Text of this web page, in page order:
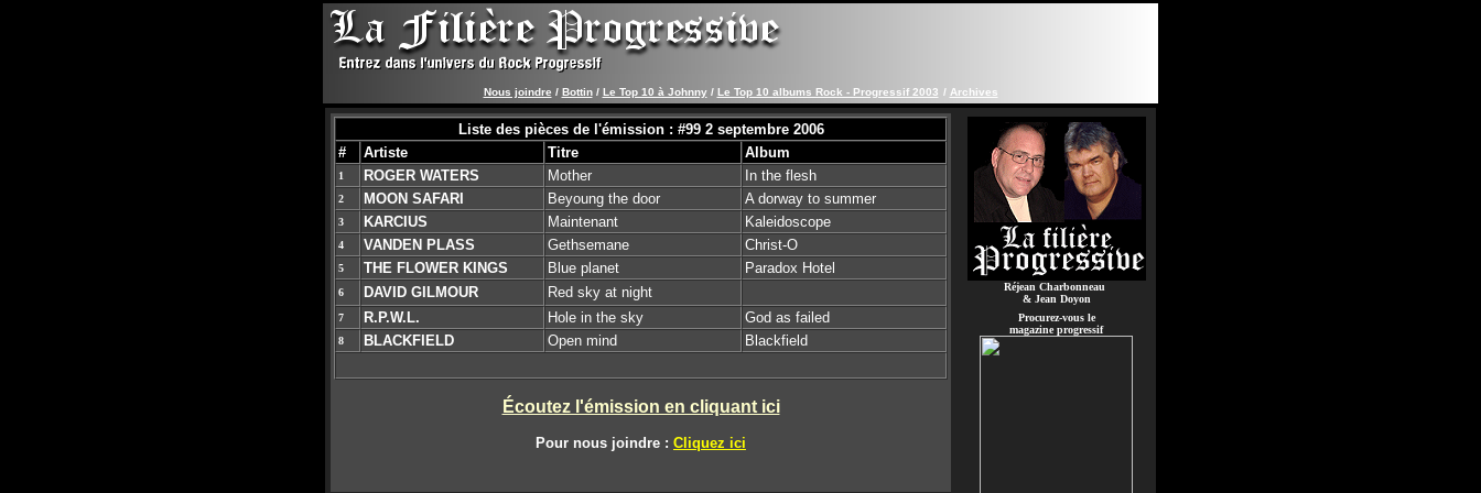
Nous joindre / Bottin/ Le Top 10 à Johnny/ Le Top 10 albums Rock - Progressif 2003 / Archives
Liste des pièces de l'émission : #99 2 septembre 2006
#
Artiste Titre Album
1 ROGER WATERS Mother In the flesh
2 MOON SAFARI Beyoung the door A dorway to summer
3 KARCIUS Maintenant Kaleidoscope
4 VANDEN PLASS Gethsemane Christ-O
5 THE FLOWER KINGS Blue planet Paradox Hotel
6 DAVID GILMOUR Red sky at night
7 R.P.W.L. Hole in the sky God as failed
8 BLACKFIELD Open mind Blackfield
Écoutez l'émission en cliquant ici
Pour nous joindre : Cliquez ici
Réjean Charbonneau
& Jean Doyon
Procurez-vous le
magazine progressif